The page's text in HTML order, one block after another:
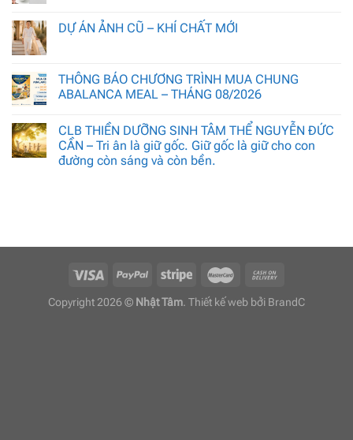
DỰ ÁN ẢNH CŨ – KHÍ CHẤT MỚI
THÔNG BÁO CHƯƠNG TRÌNH MUA CHUNG
ABALANCA MEAL – THÁNG 08/2026
CLB THIỀN DƯỠNG SINH TÂM THỂ NGUYỄN ĐỨC
CẦN – Tri ân là giữ gốc. Giữ gốc là giữ cho con
đường còn sáng và còn bền.
Copyright 2026 © Nhật Tâm. Thiết kế web bởi BrandC